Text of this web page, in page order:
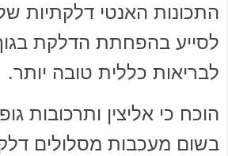
התכונות האנטי דלקתיות
לסייע בהפחתת הדלקת
לבריאות כללית טובה יותר.
הוכח כי אליצין ותרכובות
בשום מעכבות מסלולים